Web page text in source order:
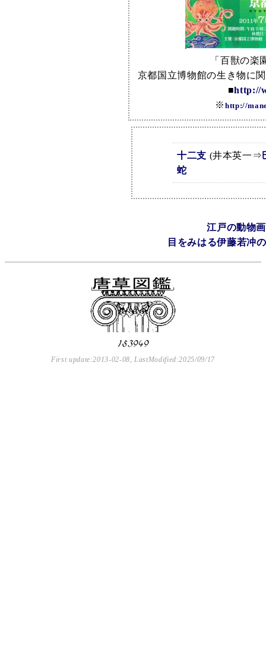
「百獣の
京都国立博物館の生き物に
■http://
※ http://
十二支 (井本英一⇒
蛇
江戸の動物
目をみはる伊藤若冲
First update:2013-02-08, LastModified:2025/09/17